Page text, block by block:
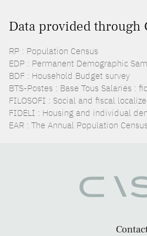
Data provided through
RP : Population Census
EDP : Permanent Demographic
BDF : Household Budget survey
BTS-Postes : Base Tous Salariés :
FILOSOFI : Social and fiscal
FIDELI : Housing and individual
EAR : The Annual Population